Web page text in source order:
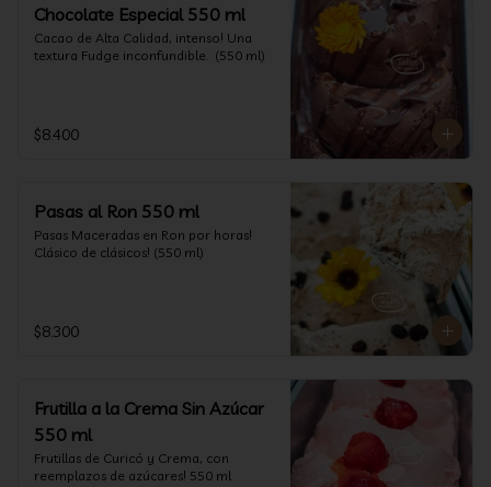
Chocolate Especial 550 ml
Cacao de Alta Calidad, intenso! Una
textura Fudge inconfundible.  (550 ml)
$8.400
Pasas al Ron 550 ml
Pasas Maceradas en Ron por horas!
Clásico de clásicos! (550 ml)
$8.300
Frutilla a la Crema Sin Azúcar
550 ml
Frutillas de Curicó y Crema, con
reemplazos de azúcares! 550 ml